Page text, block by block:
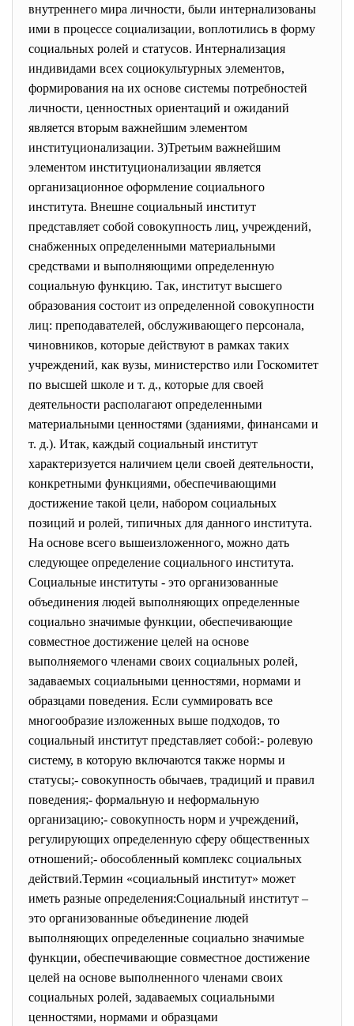
внутреннего мира личности, были интернализованы
ими в процессе социализации, воплотились в форму
социальных ролей и статусов. Интернализация
индивидами всех социокультурных элементов,
формирования на их основе системы потребностей
личности, ценностных ориентаций и ожиданий
является вторым важнейшим элементом
институционализации. 3)Третьим важнейшим
элементом институционализации является
организационное оформление социального
института. Внешне социальный институт
представляет собой совокупность лиц, учреждений,
снабженных определенными материальными
средствами и выполняющими определенную
социальную функцию. Так, институт высшего
образования состоит из определенной совокупности
лиц: преподавателей, обслуживающего персонала,
чиновников, которые действуют в рамках таких
учреждений, как вузы, министерство или Госкомитет
по высшей школе и т. д., которые для своей
деятельности располагают определенными
материальными ценностями (зданиями, финансами и
т. д.). Итак, каждый социальный институт
характеризуется наличием цели своей деятельности,
конкретными функциями, обеспечивающими
достижение такой цели, набором социальных
позиций и ролей, типичных для данного института.
На основе всего вышеизложенного, можно дать
следующее определение социального института.
Социальные институты - это организованные
объединения людей выполняющих определенные
социально значимые функции, обеспечивающие
совместное достижение целей на основе
выполняемого членами своих социальных ролей,
задаваемых социальными ценностями, нормами и
образцами поведения. Если суммировать все
многообразие изложенных выше подходов, то
социальный институт представляет собой:- ролевую
систему, в которую включаются также нормы и
статусы;- совокупность обычаев, традиций и правил
поведения;- формальную и неформальную
организацию;- совокупность норм и учреждений,
регулирующих определенную сферу общественных
отношений;- обособленный комплекс социальных
действий.Термин «социальный институт» может
иметь разные определения:Социальный институт –
это организованные объединение людей
выполняющих определенные социально значимые
функции, обеспечивающие совместное достижение
целей на основе выполненного членами своих
социальных ролей, задаваемых социальными
ценностями, нормами и образцами